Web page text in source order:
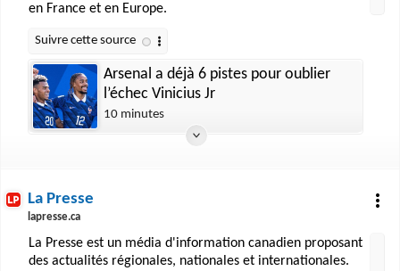
en France et en Europe.
Arsenal a déjà 6 pistes pour oublier
l’échec Vinicius Jr
10 minutes
La Presse
lapresse.ca
La Presse est un média d'information canadien proposant
des actualités régionales, nationales et internationales.